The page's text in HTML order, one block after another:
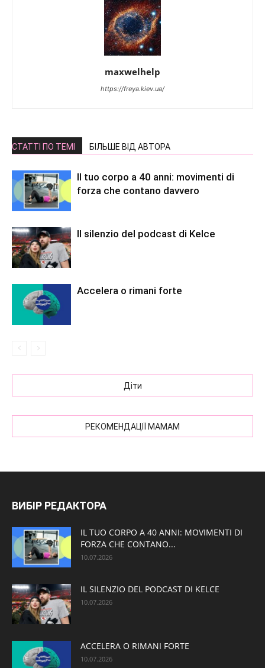
maxwelhelp
https://freya.kiev.ua/
СТАТТІ ПО ТЕМІ БІЛЬШЕ ВІД АВТОРА
Il tuo corpo a 40 anni: movimenti di
forza che contano davvero
Il silenzio del podcast di Kelce
Accelera o rimani forte
Діти
РЕКОМЕНДАЦІЇ МАМАМ
ВИБІР РЕДАКТОРА
IL TUO CORPO A 40 ANNI: MOVIMENTI DI
FORZA CHE CONTANO...
10.07.2026
IL SILENZIO DEL PODCAST DI KELCE
10.07.2026
ACCELERA O RIMANI FORTE
10.07.2026